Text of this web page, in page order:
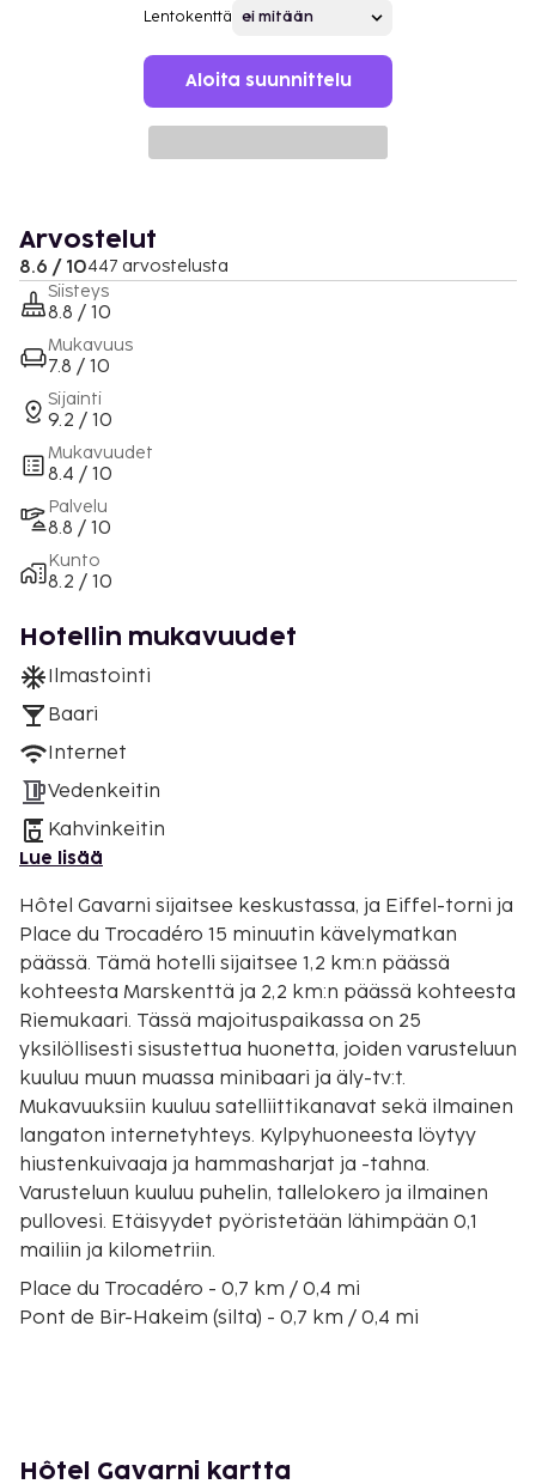
Lentokenttä
Aloita suunnittelu
Arvostelut
8.6 / 10447 arvostelusta
Siisteys
8.8 / 10
Mukavuus
7.8 / 10
Sijainti
9.2 / 10
Mukavuudet
8.4 / 10
Palvelu
8.8 / 10
Kunto
8.2 / 10
Hotellin mukavuudet
Ilmastointi
Baari
Internet
Vedenkeitin
Kahvinkeitin
Lue lisää
Hôtel Gavarni sijaitsee keskustassa, ja Eiffel-torni ja
Place du Trocadéro 15 minuutin kävelymatkan
päässä. Tämä hotelli sijaitsee 1,2 km:n päässä
kohteesta Marskenttä ja 2,2 km:n päässä kohteesta
Riemukaari. Tässä majoituspaikassa on 25
yksilöllisesti sisustettua huonetta, joiden varusteluun
kuuluu muun muassa minibaari ja äly-tv:t.
Mukavuuksiin kuuluu satelliittikanavat sekä ilmainen
langaton internetyhteys. Kylpyhuoneesta löytyy
hiustenkuivaaja ja hammasharjat ja -tahna.
Varusteluun kuuluu puhelin, tallelokero ja ilmainen
pullovesi. Etäisyydet pyöristetään lähimpään 0,1
mailiin ja kilometriin.
Place du Trocadéro - 0,7 km / 0,4 mi
Pont de Bir-Hakeim (silta) - 0,7 km / 0,4 mi
Avenue Montaigne - 1,7 km / 1,1 mi
Hôtel Gavarni kartta